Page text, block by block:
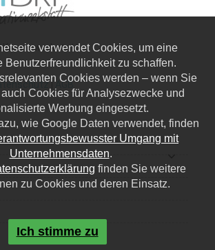
Kreativwerkstatt
|AGB
verwendet Cookies, um eine
Benutzerfreundlichkeit zu schaffen.
Cookies werden – wenn Sie
Cookies für Analysezwecke und
Werbung eingesetzt.
wie Google Daten verwendet, finden
Umgang mit
Unternehmensdaten.
finden Sie weitere
zu Cookies und deren Einsatz.
Ich stimme zu